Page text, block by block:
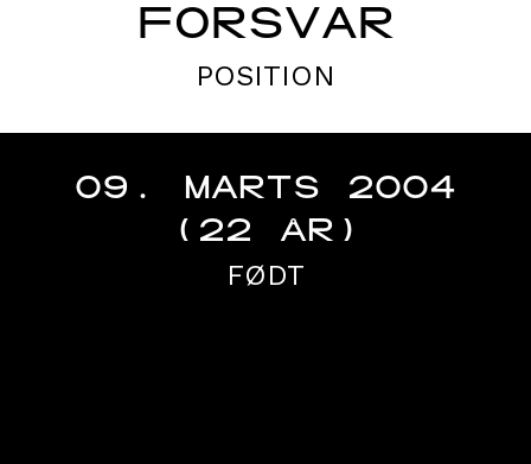
FORSVAR
POSITION
09. MARTS 2004
(22 ÅR)
FØDT